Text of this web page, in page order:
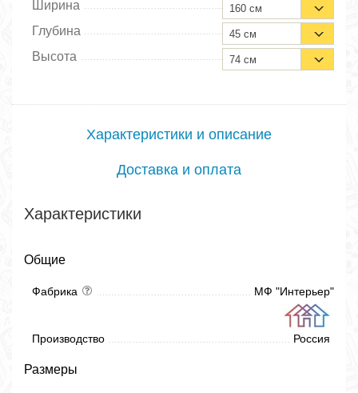
Ширина 160 см
Глубина 45 см
Высота 74 см
Характеристики и описание
Доставка и оплата
Характеристики
Общие
Фабрика МФ "Интерьер"
Производство Россия
Размеры